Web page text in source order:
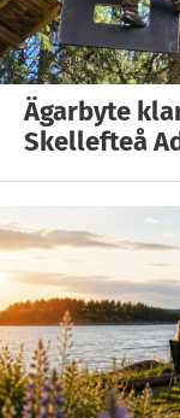
Ägarbyte
Skellefteå